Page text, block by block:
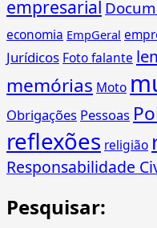
empresarial
economia EmpGeral
Jurídicos Foto falante
memórias Moto
Obrigações Pessoas
reflexões religião
Responsabilidade
Pesquisar: